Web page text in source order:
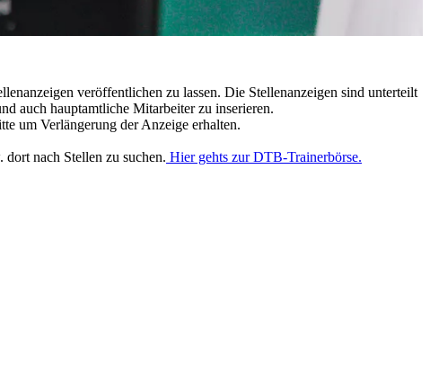
veröffentlichen zu lassen. Die Stellenanzeigen sind unterteilt
auch hauptamtliche Mitarbeiter zu inserieren.
um Verlängerung der Anzeige erhalten.
nach Stellen zu suchen. Hier gehts zur DTB-Trainerbörse.